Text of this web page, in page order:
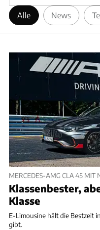
Alle News
MERCEDES-AMG CLA 45 MIT
Klassenbester,
Klasse
E-Limousine hält die Bestzeit
gibt.